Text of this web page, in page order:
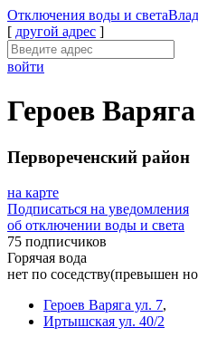
Отключения воды и света
[ другой адрес ]
войти
Героев
Первореченский район
на карте
Подписаться на уведомления
об отключении воды и света
75 подписчиков
Горячая вода
нет по соседству(превышен
Героев Варяга ул. 7,
Иртышская ул. 40/2